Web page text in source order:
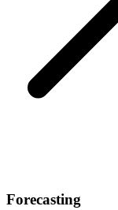
Forecasting